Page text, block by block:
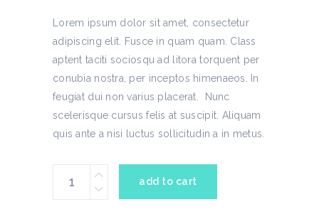
Lorem ipsum dolor sit amet, consectetur
adipiscing elit. Fusce in quam quam. Class
aptent taciti sociosqu ad litora torquent per
conubia nostra, per inceptos himenaeos. In
feugiat dui non varius placerat. Nunc
scelerisque cursus felis at suscipit. Aliquam
quis ante a nisi luctus sollicitudin a in metus.
packaging
add to cart